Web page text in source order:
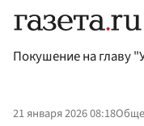
Покушение на главу
21 января 2026 08:18